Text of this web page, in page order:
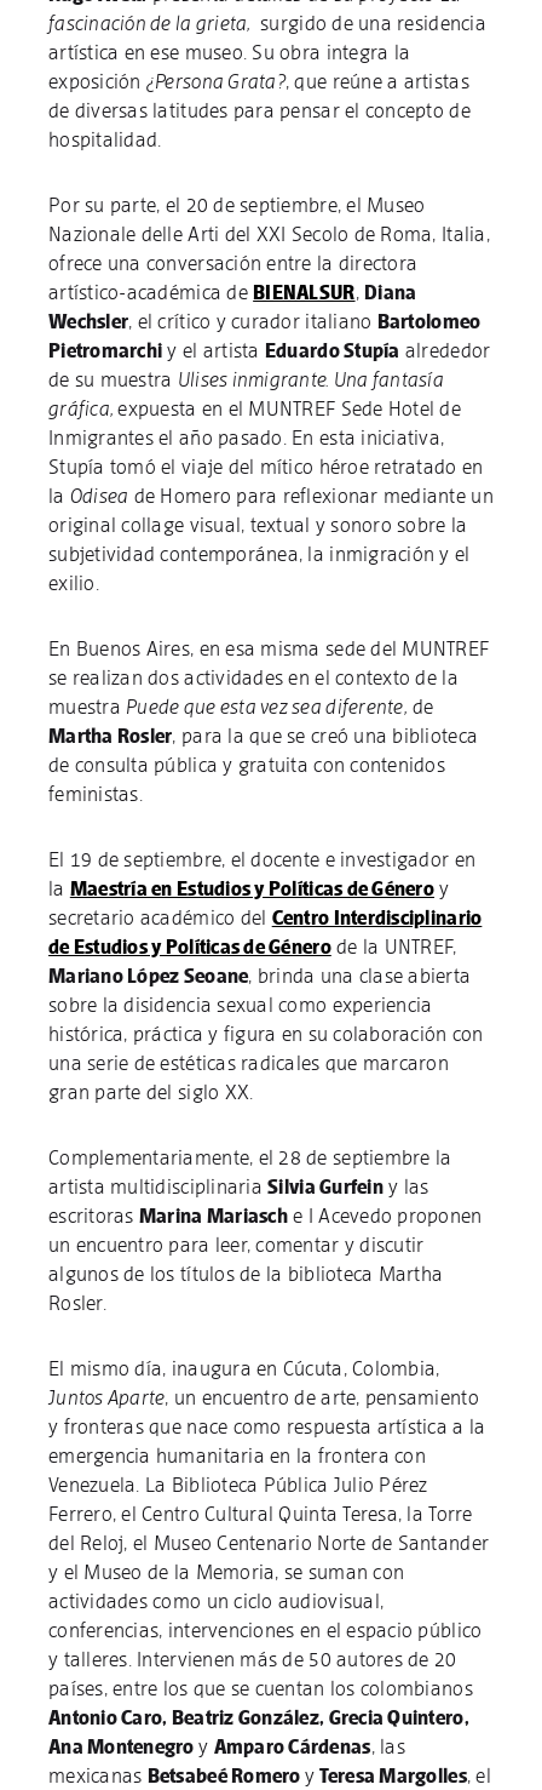
fascinación de la grieta, surgido de una residencia
artística en ese museo. Su obra integra la
exposición ¿Persona Grata?, que reúne a artistas
de diversas latitudes para pensar el concepto de
hospitalidad.
Por su parte, el 20 de septiembre, el Museo
Nazionale delle Arti del XXI Secolo de Roma, Italia,
ofrece una conversación entre la directora
artístico-académica de BIENALSUR, Diana
Wechsler, el crítico y curador italiano Bartolomeo
Pietromarchi y el artista Eduardo Stupía alrededor
de su muestra Ulises inmigrante. Una fantasía
gráfica,expuesta en el MUNTREF Sede Hotel de
Inmigrantes el año pasado. En esta iniciativa,
Stupía tomó el viaje del mítico héroe retratado en
la Odisea de Homero para reflexionar mediante un
original collage visual, textual y sonoro sobre la
subjetividad contemporánea, la inmigración y el
exilio.
En Buenos Aires, en esa misma sede del MUNTREF
se realizan dos actividades en el contexto de la
muestra Puede que esta vez sea diferente, de
Martha Rosler, para la que se creó una biblioteca
de consulta pública y gratuita con contenidos
feministas.
El 19 de septiembre, el docente e investigador en
la Maestría en Estudios y Políticas de Género y
secretario académico del Centro Interdisciplinario
de Estudios y Políticas de Génerode la UNTREF,
Mariano López Seoane, brinda una clase abierta
sobre la disidencia sexual como experiencia
histórica, práctica y figura en su colaboración con
una serie de estéticas radicales que marcaron
gran parte del siglo XX.
Complementariamente, el 28 de septiembre la
artista multidisciplinariaSilvia Gurfeiny las
escritoras Marina Mariasche I Acevedo proponen
un encuentro para leer, comentar y discutir
algunos de los títulos de la biblioteca Martha
Rosler.
El mismo día, inaugura en Cúcuta, Colombia,
Juntos Aparte, un encuentro de arte, pensamiento
y fronteras que nace como respuesta artística a la
emergencia humanitaria en la frontera con
Venezuela. La Biblioteca Pública Julio Pérez
Ferrero, el Centro Cultural Quinta Teresa, la Torre
del Reloj, el Museo Centenario Norte de Santander
y el Museo de la Memoria, se suman con
actividades como un ciclo audiovisual,
conferencias, intervenciones en el espacio público
y talleres. Intervienen más de 50 autores de 20
países, entre los que se cuentan los colombianos
Antonio Caro, Beatriz González, Grecia Quintero,
Ana Montenegroy Amparo Cárdenas, las
mexicanas Betsabeé Romero y Teresa Margolles, el